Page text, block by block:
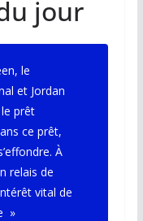
jour
le
et Jordan
prêt
ce prêt,
À
relais de
vital de
»